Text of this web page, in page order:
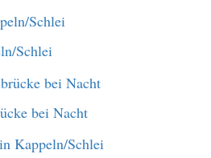
Schlei
bei Nacht